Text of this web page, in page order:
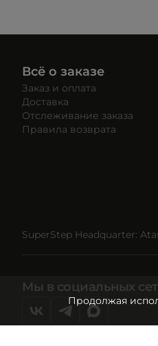
Продолжая
Всё о заказе
Заказ и оплата
Доставка
Отслеживание заказа
Правила возврата
SuperStep Headquarter:
Мы в социальных